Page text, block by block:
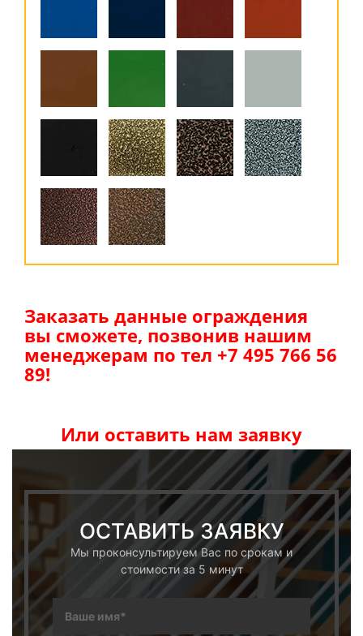
Заказать данные ограждения
вы сможете, позвонив нашим
менеджерам по тел +7 495 766 56
89!
Или оставить нам заявку
ОСТАВИТЬ ЗАЯВКУ
Мы проконсультируем Вас по срокам и
стоимости за 5 минут